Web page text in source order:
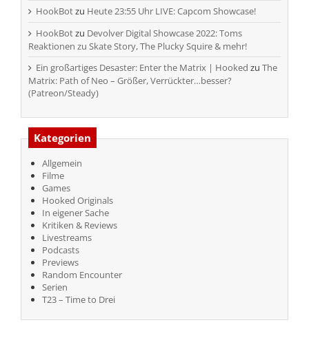
HookBotzu Heute 23:55 Uhr LIVE: Capcom Showcase!
HookBotzu Devolver Digital Showcase 2022: Toms
Reaktionen zu Skate Story, The Plucky Squire & mehr!
Ein großartiges Desaster: Enter the Matrix | Hooked zu The
Matrix: Path of Neo – Größer, Verrückter…besser?
(Patreon/Steady)
Kategorien
Allgemein
Filme
Games
Hooked Originals
In eigener Sache
Kritiken & Reviews
Livestreams
Podcasts
Previews
Random Encounter
Serien
T23 – Time to Drei